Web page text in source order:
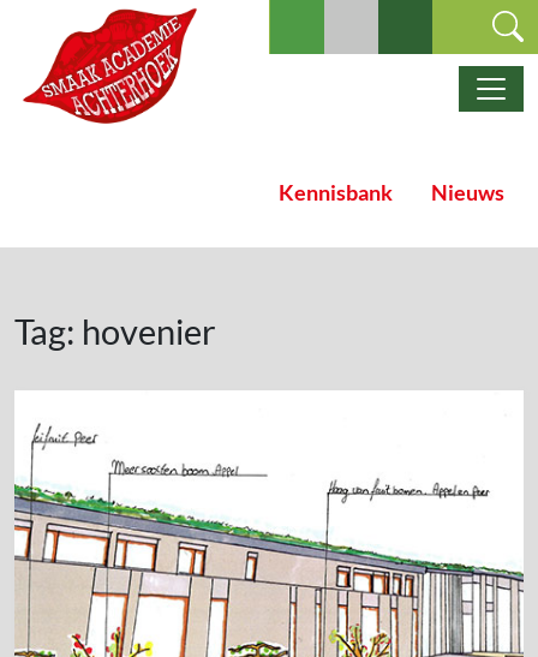
Ga naar de inhoud
Hoofdnavigatie
Kennisbank Nieuws
Tag: hovenier